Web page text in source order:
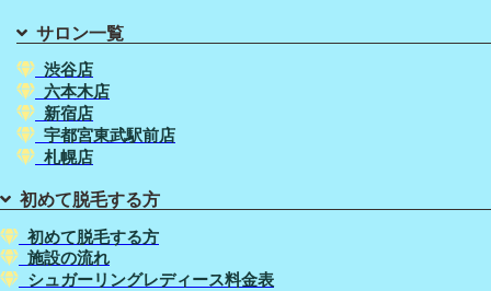
サロン一覧
渋谷店
六本木店
新宿店
宇都宮東武駅前店
札幌店
初めて脱毛する方
初めて脱毛する方
施設の流れ
シュガーリングレディース料金表